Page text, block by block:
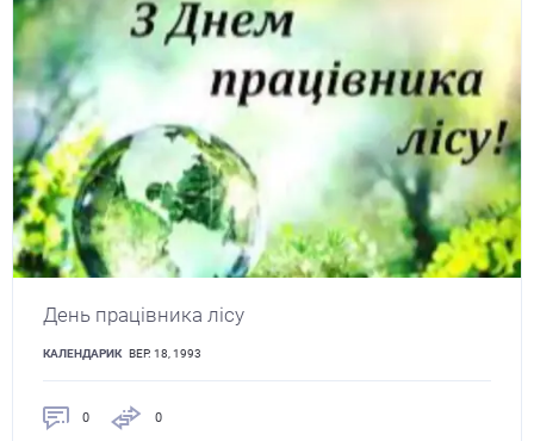
День працівника лісу
КАЛЕНДАРИК ВЕР. 18, 1993
0 0